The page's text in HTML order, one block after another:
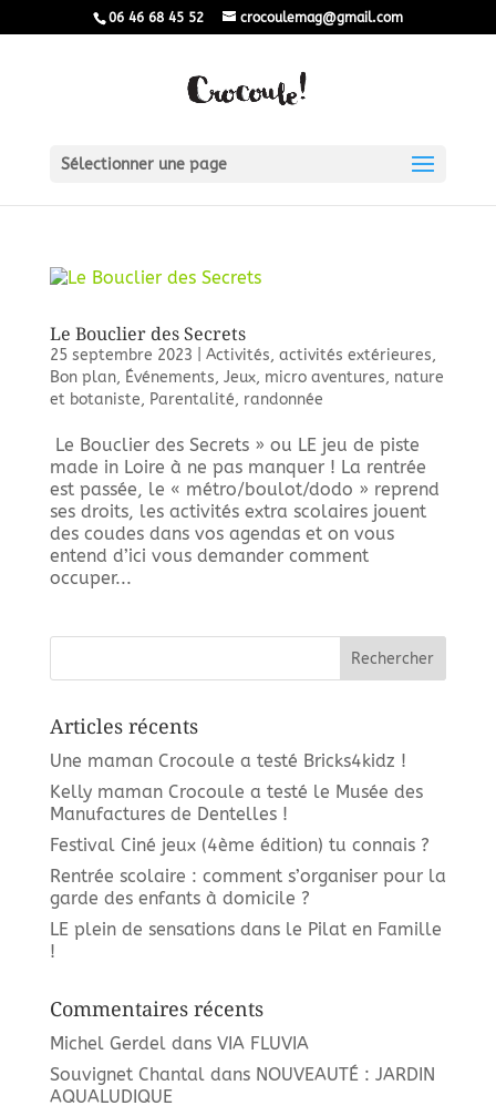
06 46 68 45 52 crocoulemag@gmail.com
Sélectionner une page
Le Bouclier des Secrets
25 septembre 2023 Activités, activités extérieures,
Bon plan, Événements, Jeux, micro aventures, nature
et botaniste, Parentalité, randonnée
Le Bouclier des Secrets » ou LE jeu de piste
made in Loire à ne pas manquer ! La rentrée
est passée, le « métro/boulot/dodo » reprend
ses droits, les activités extra scolaires jouent
des coudes dans vos agendas et on vous
entend d’ici vous demander comment
occuper...
Articles récents
Une maman Crocoule a testé Bricks4kidz !
Kelly maman Crocoule a testé le Musée des
Manufactures de Dentelles !
Festival Ciné jeux (4ème édition) tu connais ?
Rentrée scolaire : comment s’organiser pour la
garde des enfants à domicile ?
LE plein de sensations dans le Pilat en Famille
!
Commentaires récents
Michel Gerdeldans VIA FLUVIA
Souvignet Chantaldans NOUVEAUTÉ : JARDIN
AQUALUDIQUE